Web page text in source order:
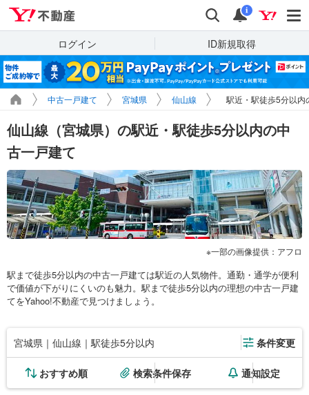
検索 通知
i
ログイン ID新規取得
中古一戸建て 宮城県 仙山線 駅近・駅徒歩5分以内
仙山線（宮城県）の駅近・駅徒歩5分以内の中
古一戸建て
一部の画像提供：アフロ
駅まで徒歩5分以内の中古一戸建ては駅近の人気物件。通勤・通学が便利
で価値が下がりにくいのも魅力。駅まで徒歩5分以内の理想の中古一戸建
てをYahoo!不動産で見つけましょう。
宮城県｜仙山線｜駅徒歩5分以内 条件変更
おすすめ順 検索条件保存 通知設定